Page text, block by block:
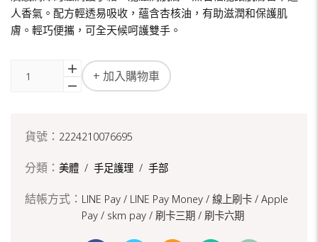
人香氣。配方輕透易吸收，蘊含杏核油，有助滋潤和保護肌
膚。輕巧便攜，可全天候呵護雙手。
+ 加入購物車
貨號： 2224210076695
分類： 美體 / 手足護理 / 手部
結帳方式： LINE Pay / LINE Pay Money / 線上刷卡 / Apple
Pay / skm pay / 刷卡三期 / 刷卡六期